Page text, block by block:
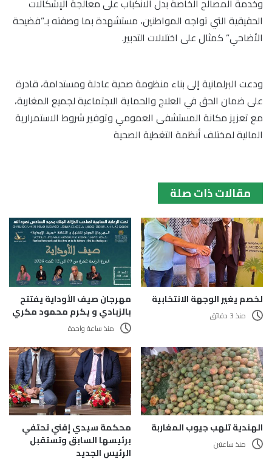
وخدمة المصالح الخاصة بدل الانكباب على معالجة الإشكالات
الحقيقية التي تواجه المواطنين، مستشهدة بما وصفته بـ”فضيحة
الأضاحي” كمثال على اختلالات التدبير.
ودعت البرلمانية إلى بناء منظومة صحية عادلة ومستدامة، قادرة
على ضمان الحق في العلاج والحماية الاجتماعية لجميع المغاربة،
مع تعزيز مكانة المستشفى العمومي وتوفير شروط الاستمرارية
المالية لمختلف أنظمة التغطية الصحية
مقالات ذات صلة
لخصم يغير الوجهة الانتخابية
منذ 3 دقائق
مهرجان صيف الأوداية يفتتح
بالزبادي و يكرم محمود مكري
منذ ساعة واحدة
الهندية تلهب جيوب المغاربة
منذ ساعتين
محكمة سيدي إفني تحتفي
برئيسها السابق وتستقبل
الرئيس الجديد